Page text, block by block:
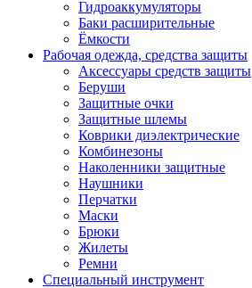
Гидроаккумуляторы
Баки расширительные
Ёмкости
Рабочая одежда, средства защиты
Аксессуары средств защиты
Беруши
Защитные очки
Защитные шлемы
Коврики диэлектрические
Комбинезоны
Наколенники защитные
Наушники
Перчатки
Маски
Брюки
Жилеты
Ремни
Специальный инструмент